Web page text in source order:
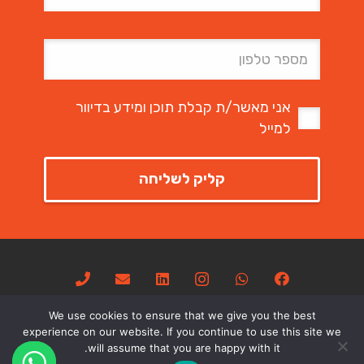
אני מאשר/ת קבלת תוכן ומידע בדיוור
למייל
CREATED BY URIYA GANOR STUDIO
We use cookies to ensure that we give you the best
experience on our website. If you continue to use this site we
will assume that you are happy with it.